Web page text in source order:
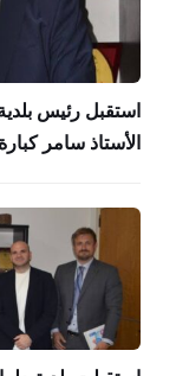
استقبل رئيس
الأستاذ سامر كبارة